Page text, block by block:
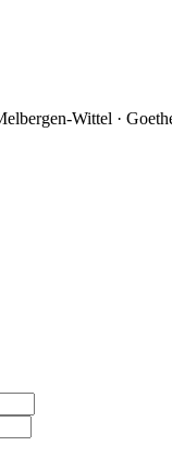
Wittel ·